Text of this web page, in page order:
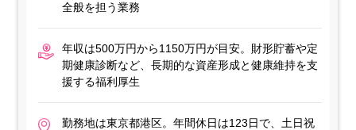
全般を担う業務
年収は500万円から1150万円が目安。財形貯蓄や定
期健康診断など、長期的な資産形成と健康維持を支
援する福利厚生
勤務地は東京都港区。年間休日は123日で、土日祝